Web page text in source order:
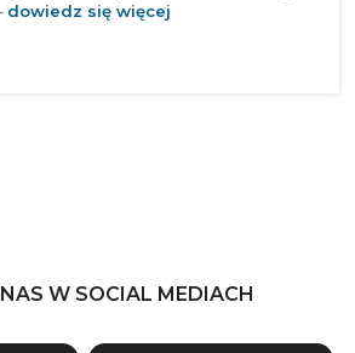
dowiedz się więcej
W SOCIAL MEDIACH